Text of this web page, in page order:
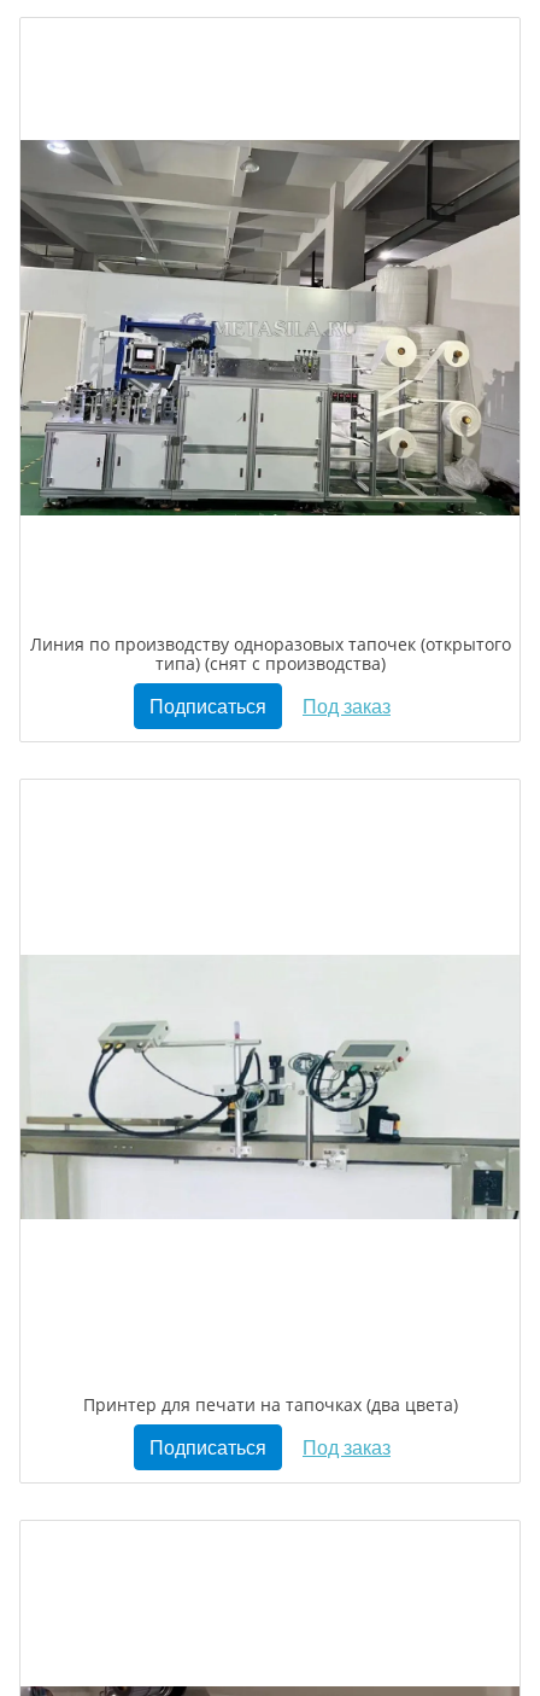
Линия по производству одноразовых тапочек (открытого
типа) (снят с производства)
Подписаться Под заказ
Принтер для печати на тапочках (два цвета)
Подписаться Под заказ